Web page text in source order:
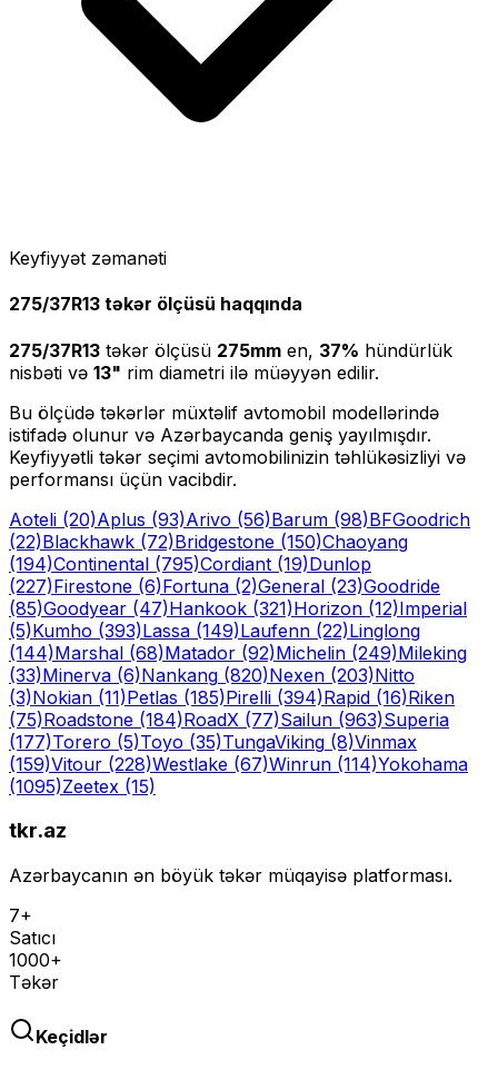
Keyfiyyət zəmanəti
275/37R13 təkər ölçüsü haqqında
275/37R13 təkər ölçüsü 275mm en, 37% hündürlük
nisbəti və 13" rim diametri ilə müəyyən edilir.
Bu ölçüdə təkərlər müxtəlif avtomobil modellərində
istifadə olunur və Azərbaycanda geniş yayılmışdır.
Keyfiyyətli təkər seçimi avtomobilinizin təhlükəsizliyi və
performansı üçün vacibdir.
Aoteli (20)Aplus (93)Arivo (56)Barum (98)BFGoodrich
(22)Blackhawk (72)Bridgestone (150)Chaoyang
(194)Continental (795)Cordiant (19)Dunlop
(227)Firestone (6)Fortuna (2)General (23)Goodride
(85)Goodyear (47)Hankook (321)Horizon (12)Imperial
(5)Kumho (393)Lassa (149)Laufenn (22)Linglong
(144)Marshal (68)Matador (92)Michelin (249)Mileking
(33)Minerva (6)Nankang (820)Nexen (203)Nitto
(3)Nokian (11)Petlas (185)Pirelli (394)Rapid (16)Riken
(75)Roadstone (184)RoadX (77)Sailun (963)Superia
(177)Torero (5)Toyo (35)TungaViking (8)Vinmax
(159)Vitour (228)Westlake (67)Winrun (114)Yokohama
(1095)Zeetex (15)
tkr.az
Azərbaycanın ən böyük təkər müqayisə platforması.
7+
Satıcı
1000+
Təkər
Keçidlər